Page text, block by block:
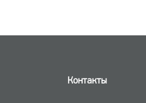
Контакты